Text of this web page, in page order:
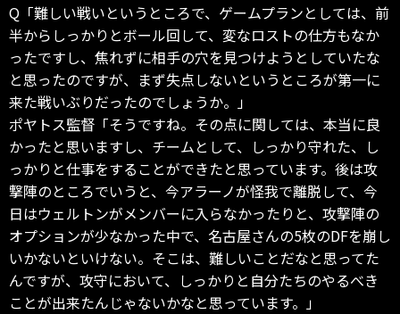
Q「難しい戦いというところで、ゲームプランとしては、前
半からしっかりとボール回して、変なロストの仕方もなか
ったですし、焦れずに相手の穴を見つけようとしていたな
と思ったのですが、まず失点しないというところが第一に
来た戦いぶりだったのでしょうか。」
ポヤトス監督「そうですね。その点に関しては、本当に良
かったと思いますし、チームとして、しっかり守れた、し
っかりと仕事をすることができたと思っています。後は攻
撃陣のところでいうと、今アラーノが怪我で離脱して、今
日はウェルトンがメンバーに入らなかったりと、攻撃陣の
オプションが少なかった中で、名古屋さんの5枚のDFを崩し
いかないといけない。そこは、難しいことだなと思ってた
んですが、攻守において、しっかりと自分たちのやるべき
ことが出来たんじゃないかなと思っています。」